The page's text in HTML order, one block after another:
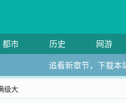
都市 历史 网游
追看新章节，下载本
级大